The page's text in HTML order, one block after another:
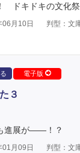
ドキドキの文化祭
月10日 判型：文
電子版
３
進展が――！？
月09日 判型：文